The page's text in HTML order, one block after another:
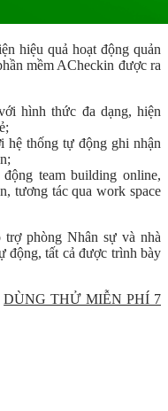
hiệu quả hoạt động quản
mềm ACheckin được ra
hình thức đa dạng, hiện
hệ thống tự động ghi nhận
team building online,
tương tác qua work space
phòng Nhân sự và nhà
động, tất cả được trình bày
DÙNG THỬ MIỄN PHÍ 7